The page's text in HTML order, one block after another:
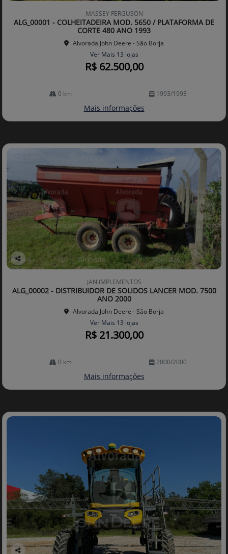
arti
lhe
MASSEY FERGUSON
ALG_00001 - COLHEITADEIRA MOD. 5650 / PLATAFORMA DE
CORTE 480 ANO 1993
Alvorada John Deere - São Borja
Ver Mais 13 lojas
R$ 62.500,00
0 km 1993/1993
Mais informações
Co
arti
lhe
JAN IMPLEMENTOS
ALG_00002 - DISTRIBUIDOR DE SOLIDOS LANCER MOD. 7500
ANO 2000
Alvorada John Deere - São Borja
Ver Mais 13 lojas
R$ 21.300,00
0 km 2000/2000
Mais informações